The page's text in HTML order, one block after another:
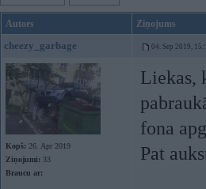
Autors Ziņojums
cheezy_garbage 04. Sep 2019,
Kopš: 26. Apr 2019
Ziņojumi: 33
Braucu ar:
Liekas,
fona
Pat